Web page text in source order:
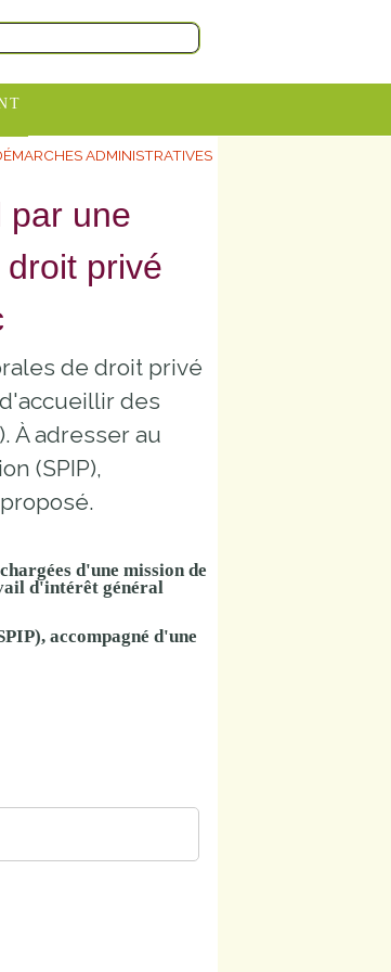
ADMINISTRATIVES
par une
privé
de droit privé
des
À adresser au
(SPIP),
d'une mission de
d'intérêt général
accompagné d'une